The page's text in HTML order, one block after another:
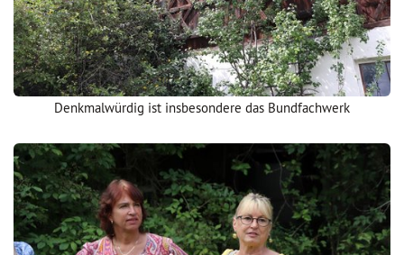
Denkmalwürdig ist insbesondere das Bundfachwerk